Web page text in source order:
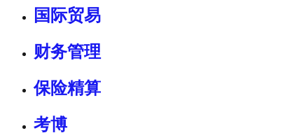
国际贸易
财务管理
保险精算
考博